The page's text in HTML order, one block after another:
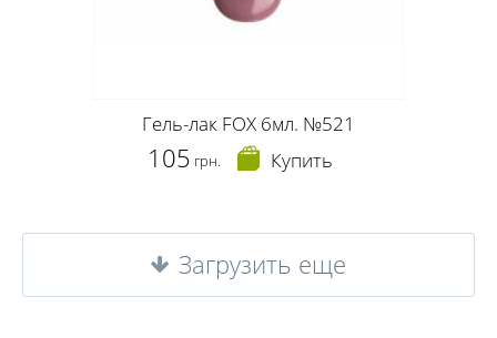
Гель-лак FOX 6мл. №521
105 грн. Купить
Загрузить еще